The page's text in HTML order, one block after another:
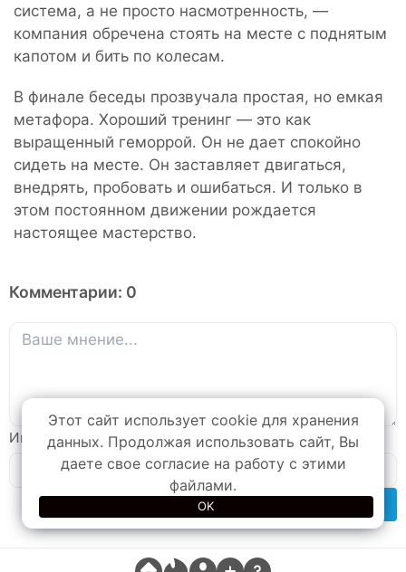
система, а не просто насмотренность, —
компания обречена стоять на месте с поднятым
капотом и бить по колесам.
В финале беседы прозвучала простая, но емкая
метафора. Хороший тренинг — это как
выращенный геморрой. Он не дает спокойно
сидеть на месте. Он заставляет двигаться,
внедрять, пробовать и ошибаться. И только в
этом постоянном движении рождается
настоящее мастерство.
Комментарии: 0
Имя
a
Этот сайт использует cookie для хранения
данных. Продолжая использовать сайт, Вы
даете свое согласие на работу с этими
файлами.
OK